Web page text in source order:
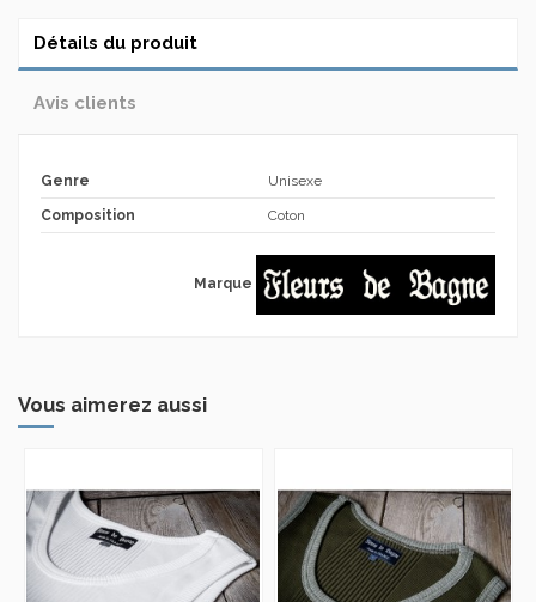
Détails du produit
Avis clients
Genre Unisexe
Composition Coton
Marque
Vous aimerez aussi